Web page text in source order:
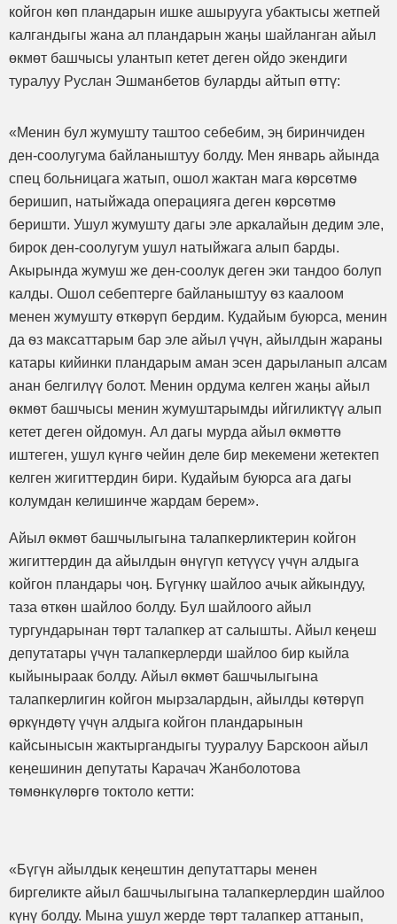
койгон кѳп пландарын ишке ашырууга убактысы жетпей
калгандыгы жана ал пландарын жаӊы шайланган айыл
өкмөт башчысы улантып кетет деген ойдо экендиги
туралуу Руслан Эшманбетов буларды айтып ѳттү:
«Менин бул жумушту таштоо себебим, эӊ биринчиден
ден-соолугума байланыштуу болду. Мен январь айында
спец больницага жатып, ошол жактан мага кѳрсѳтмѳ
беришип, натыйжада операцияга деген кѳрсѳтмѳ
беришти. Ушул жумушту дагы эле аркалайын дедим эле,
бирок ден-соолугум ушул натыйжага алып барды.
Акырында жумуш же ден-соолук деген эки тандоо болуп
калды. Ошол себептерге байланыштуу ѳз каалоом
менен жумушту ѳткѳрүп бердим. Кудайым буюрса, менин
да ѳз максаттарым бар эле айыл үчүн, айылдын жараны
катары кийинки пландарым аман эсен дарыланып алсам
анан белгилүү болот. Менин ордума келген жаӊы айыл
ѳкмѳт башчысы менин жумуштарымды ийгиликтүү алып
кетет деген ойдомун. Ал дагы мурда айыл ѳкмѳттѳ
иштеген, ушул күнгѳ чейин деле бир мекемени жетектеп
келген жигиттердин бири. Кудайым буюрса ага дагы
колумдан келишинче жардам берем».
Айыл ѳкмѳт башчылыгына талапкерликтерин койгон
жигиттердин да айылдын ѳнүгүп кетүүсү үчүн алдыга
койгон пландары чоӊ. Бүгүнкү шайлоо ачык айкындуу,
таза ѳткѳн шайлоо болду. Бул шайлоого айыл
тургундарынан тѳрт талапкер ат салышты. Айыл кеӊеш
депутатары үчүн талапкерлерди шайлоо бир кыйла
кыйыныраак болду. Айыл ѳкмѳт башчылыгына
талапкерлигин койгон мырзалардын, айылды кѳтѳрүп
ѳркүндѳтү үчүн алдыга койгон пландарынын
кайсынысын жактыргандыгы тууралуу Барскоон айыл
кеӊешинин депутаты Карачач Жанболотова
тѳмѳнкүлѳргѳ токтоло кетти:
«Бүгүн айылдык кеӊештин депутаттары менен
биргеликте айыл башчылыгына талапкерлердин шайлоо
күнү болду. Мына ушул жерде тѳрт талапкер аттанып,